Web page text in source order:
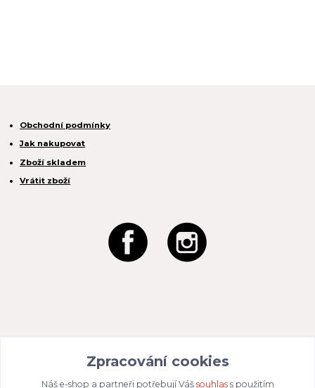
Obchodní podmínky
Jak nakupovat
Zboží skladem
Vrátit zboží
049 80 662
/ DIČ: CZ04980662
Zpracování cookies
Náš e-shop a partneři potřebují Váš souhlass použitím